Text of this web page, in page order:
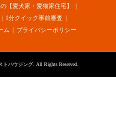
【愛犬家・愛猫家住宅】
1分クイック事前審査
ム
プライバシーポリシー
トハウジング. All Rights Reserved.